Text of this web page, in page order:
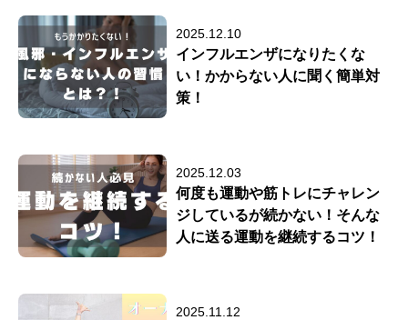
2025.12.10
インフルエンザになりたくな
い！かからない人に聞く簡単対
策！
2025.12.03
何度も運動や筋トレにチャレン
ジしているが続かない！そんな
人に送る運動を継続するコツ！
2025.11.12